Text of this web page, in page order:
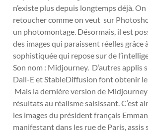
n’existe plus depuis longtemps déjà.
retoucher comme on veut sur
un photomontage. Désormais, il est
des images qui paraissent réelles
sophistiquée qui repose sur de
Son nom : Midjourney. D’autres applis
Dall-E et StableDiffusion font obtenir
Mais la dernière version de
résultats au réalisme saisissant. C’est
les images du président français
manifestant dans les rue de Paris, assis